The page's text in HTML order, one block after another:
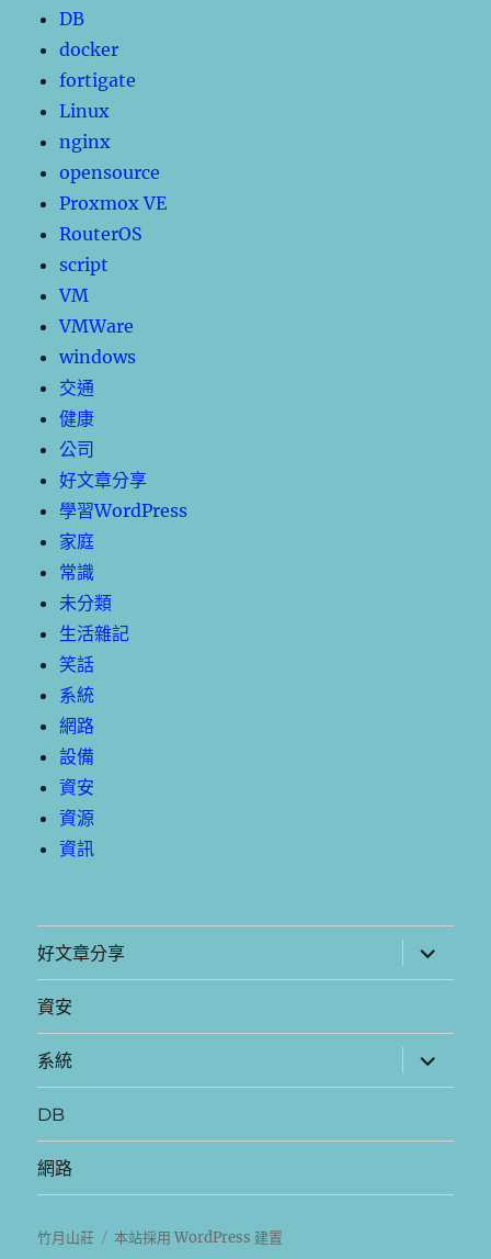
DB
docker
fortigate
Linux
nginx
opensource
Proxmox VE
RouterOS
script
VM
VMWare
windows
交通
健康
公司
好文章分享
學習WordPress
家庭
常識
未分類
生活雜記
笑話
系統
網路
設備
資安
資源
資訊
好文章分享
展
開
子
資安
系統
展
開
子
DB
網路
竹月山莊 本站採用 WordPress 建置